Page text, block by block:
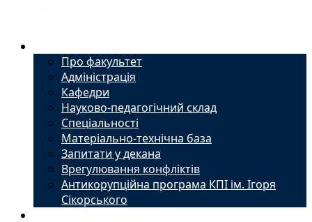
Про факультет
Адміністрація
Кафедри
Науково-педагогічний склад
Спеціальності
Матеріально-технічна база
Запитати у декана
Врегулювання конфліктів
Антикорупційна програма КПІ ім. Ігоря
Сікорського